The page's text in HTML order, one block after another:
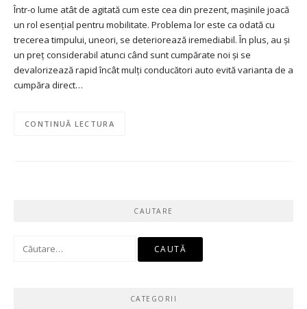
Într-o lume atât de agitată cum este cea din prezent, mașinile joacă
un rol esențial pentru mobilitate. Problema lor este ca odată cu
trecerea timpului, uneori, se deteriorează iremediabil. În plus, au și
un preț considerabil atunci când sunt cumpărate noi și se
devalorizează rapid încât mulți conducători auto evită varianta de a
cumpăra direct…
CONTINUĂ LECTURA
CAUTARE
Caută
CATEGORII